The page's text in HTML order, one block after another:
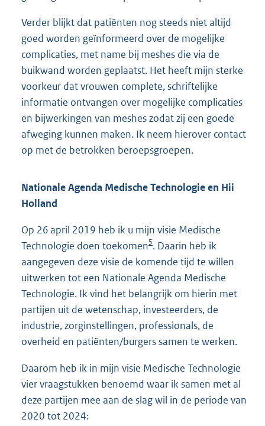
Verder blijkt dat patiënten nog steeds niet altijd
goed worden geïnformeerd over de mogelijke
complicaties, met name bij meshes die via de
buikwand worden geplaatst. Het heeft mijn sterke
voorkeur dat vrouwen complete, schriftelijke
informatie ontvangen over mogelijke complicaties
en bijwerkingen van meshes zodat zij een goede
afweging kunnen maken. Ik neem hierover contact
op met de betrokken beroepsgroepen.
Nationale Agenda Medische Technologie en Hii
Holland
Op 26 april 2019 heb ik u mijn visie Medische
Technologie doen toekomen5. Daarin heb ik
aangegeven deze visie de komende tijd te willen
uitwerken tot een Nationale Agenda Medische
Technologie. Ik vind het belangrijk om hierin met
partijen uit de wetenschap, investeerders, de
industrie, zorginstellingen, professionals, de
overheid en patiënten/burgers samen te werken.
Daarom heb ik in mijn visie Medische Technologie
vier vraagstukken benoemd waar ik samen met al
deze partijen mee aan de slag wil in de periode van
2020 tot 2024: